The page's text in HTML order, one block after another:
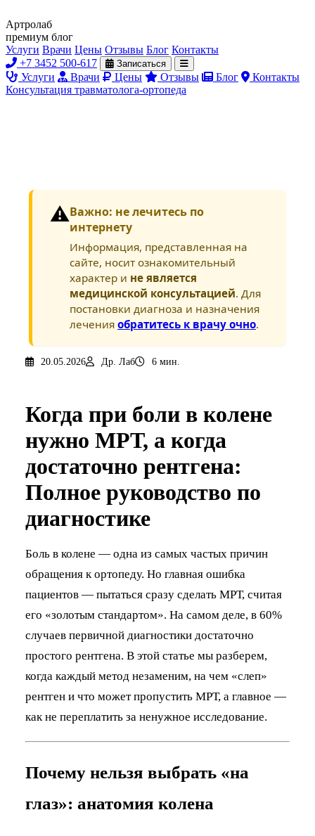
Артролаб
премиум блог
Услуги Врачи Цены Отзывы Блог Контакты
+7 3452 500-617
Записаться
Услуги Врачи Цены Отзывы Блог
Контакты
Консультация травматолога-ортопеда
⚠️Важно: не лечитесь по
интернету
Информация, представленная на
сайте, носит ознакомительный
характер и не является
медицинской консультацией. Для
постановки диагноза и назначения
лечения обратитесь к врачу очно.
20.05.2026 Др. Лаб 6 мин.
Когда при боли в колене
нужно МРТ, а когда
достаточно рентгена:
Полное руководство по
диагностике
Боль в колене — одна из самых частых причин
обращения к ортопеду. Но главная ошибка
пациентов — пытаться сразу сделать МРТ, считая
его «золотым стандартом». На самом деле, в 60%
случаев первичной диагностики достаточно
простого рентгена. В этой статье мы разберем,
когда каждый метод незаменим, на чем «слеп»
рентген и что может пропустить МРТ, а главное —
как не переплатить за ненужное исследование.
Почему нельзя выбрать «на
глаз»: анатомия колена